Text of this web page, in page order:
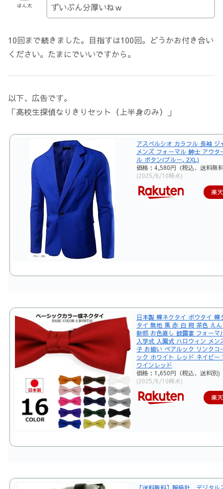
ほん太
ずいぶん分厚いねｗ
10回まで続きました。目指すは100回。どうかお付き合い
ください。たまにでいいですから。
以下、広告です。
「高校生探偵なりきりセット（上半身のみ）」
アスペルシオ カラフル 長袖 ジ
メンズ フォーマル 紳士 アウタ
ル ボタン(ブルー, 2XL)
価格：4,580円（税込、送料無
(2025/6/10時点)
楽
日本製 蝶ネクタイ ボウタイ 蝶
タイ 無地 黒 赤 白 紺 茶色 え
新郎 お色直し 披露宴 フォーマ
入学式 入園式 ハロウィン メン
子 お揃い ペアルック リンクコ
ック ホワイト レッド ネイビー
ワインレッド
価格：1,650円（税込、送料別)
(2025/6/10時点)
楽